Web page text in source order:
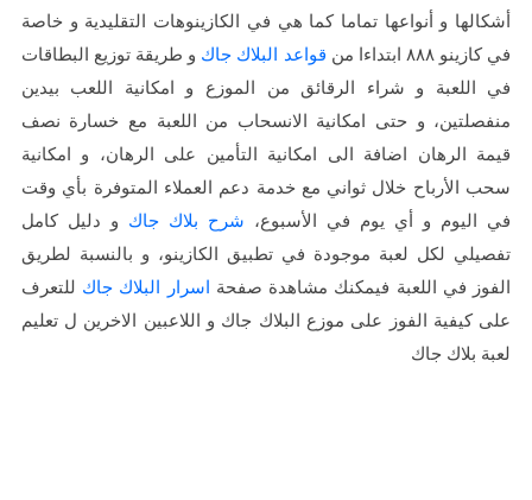
أشكالها و أنواعها تماما كما هي في الكازينوهات التقليدية و خاصة
في كازينو ٨٨٨ ابتداءا من
قواعد البلاك جاك و طريقة توزيع البطاقات
في اللعبة و شراء الرقائق من الموزع و امكانية اللعب بيدين
منفصلتين، و حتى امكانية الانسحاب من اللعبة مع خسارة نصف
قيمة الرهان اضافة الى امكانية التأمين على الرهان، و امكانية
سحب الأرباح خلال ثواني مع خدمة دعم العملاء المتوفرة بأي وقت
في اليوم و أي يوم في الأسبوع، شرح بلاك جاك و دليل كامل
تفصيلي لكل لعبة موجودة في تطبيق الكازينو، و بالنسبة لطريق
الفوز في اللعبة فيمكنك مشاهدة صفحة اسرار البلاك جاك للتعرف
على كيفية الفوز على موزع البلاك جاك و اللاعبين الاخرين لتعليم
لعبة بلاك جاك